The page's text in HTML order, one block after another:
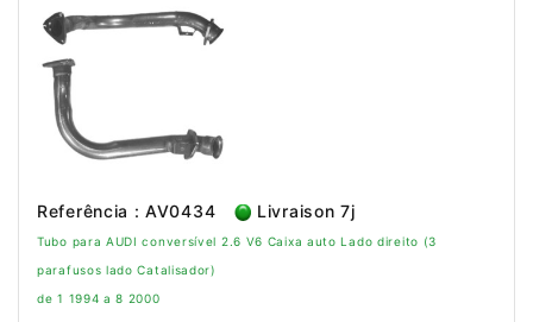
Referência : AV0434 Livraison 7j
Tubo para AUDI conversível 2.6 V6 Caixa auto Lado direito (3
parafusos lado Catalisador)
de 1 1994 a 8 2000